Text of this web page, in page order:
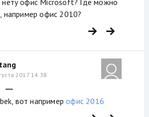
например офис 2010?
2017 14:38
вот напримерофис 2016